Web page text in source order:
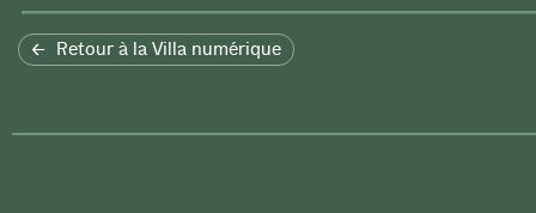
Retour à la Villa numérique